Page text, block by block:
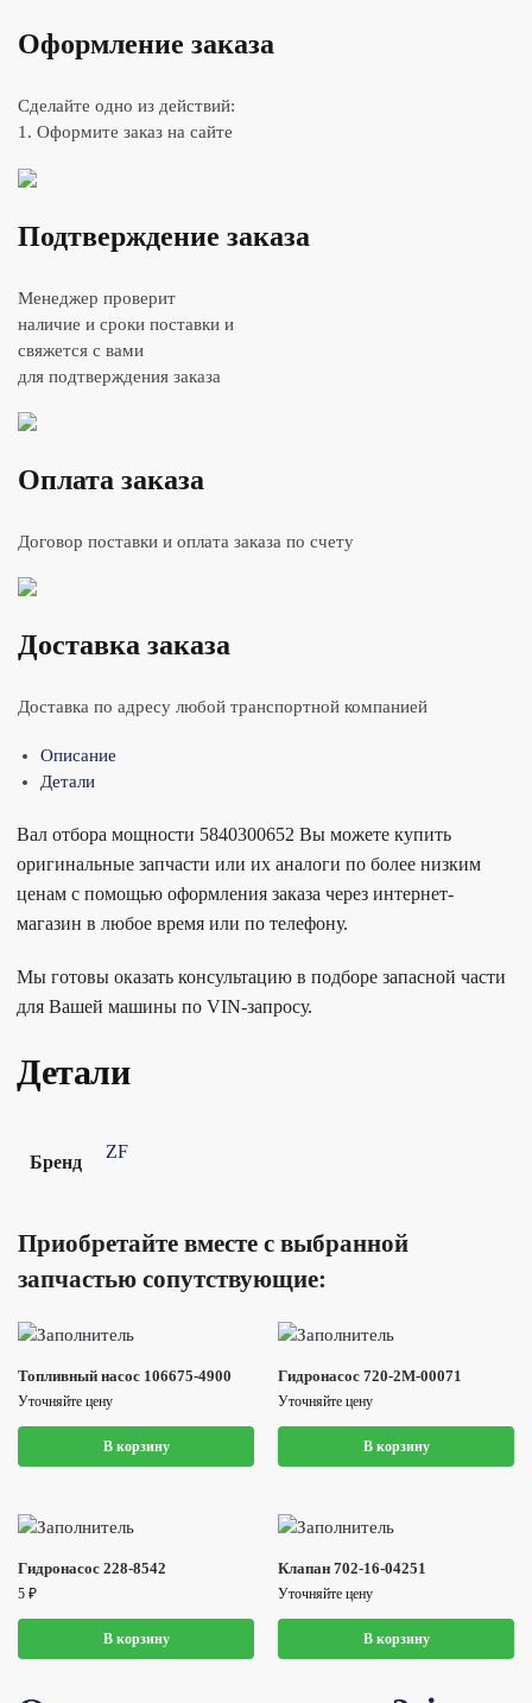
Оформление заказа
Сделайте одно из действий:
1. Оформите заказ на сайте
Подтверждение заказа
Менеджер проверит
наличие и сроки поставки и
свяжется с вами
для подтверждения заказа
Оплата заказа
Договор поставки и оплата заказа по счету
Доставка заказа
Доставка по адресу любой транспортной компанией
Описание
Детали
Вал отбора мощности 5840300652 Вы можете купить
оригинальные запчасти или их аналоги по более низким
ценам с помощью оформления заказа через интернет-
магазин в любое время или по телефону.
Мы готовы оказать консультацию в подборе запасной части
для Вашей машины по VIN-запросу.
Детали
Бренд
ZF
Приобретайте вместе с выбранной
запчастью сопутствующие:
Топливный насос 106675-4900
Уточняйте цену
В корзину
Гидронасос 720-2M-00071
Уточняйте цену
В корзину
Гидронасос 228-8542
5 ₽
В корзину
Клапан 702-16-04251
Уточняйте цену
В корзину